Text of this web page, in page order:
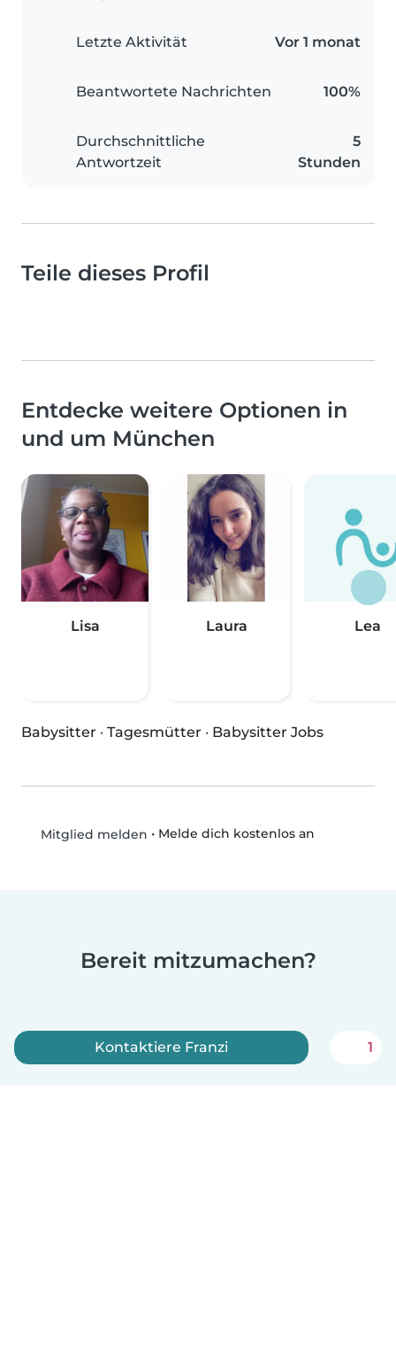
Letzte Aktivität Vor 1 monat
Beantwortete Nachrichten 100%
Durchschnittliche
Antwortzeit
5
Stunden
Teile dieses Profil
Entdecke weitere Optionen in
und um München
Lisa Laura Lea
Babysitter · Tagesmütter · Babysitter Jobs
Mitglied melden • Melde dich kostenlos an
Bereit mitzumachen?
Kontaktiere Franzi 1